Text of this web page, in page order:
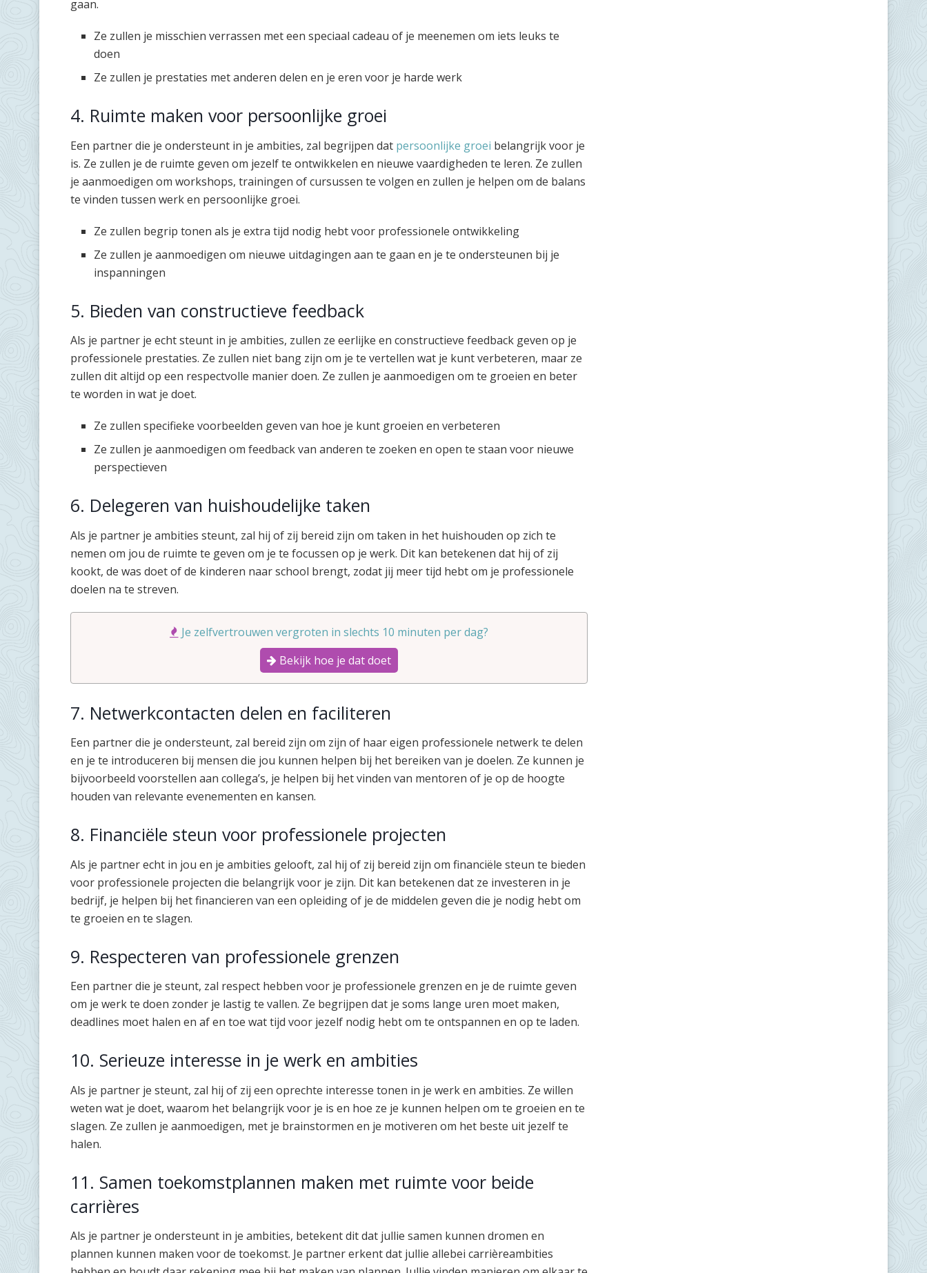
gaan.
Ze zullen je misschien verrassen met een speciaal cadeau of je meenemen om iets leuks te
doen
Ze zullen je prestaties met anderen delen en je eren voor je harde werk
4. Ruimte maken voor persoonlijke groei
Een partner die je ondersteunt in je ambities, zal begrijpen dat persoonlijke groei belangrijk voor je
is. Ze zullen je de ruimte geven om jezelf te ontwikkelen en nieuwe vaardigheden te leren. Ze zullen
je aanmoedigen om workshops, trainingen of cursussen te volgen en zullen je helpen om de balans
te vinden tussen werk en persoonlijke groei.
Ze zullen begrip tonen als je extra tijd nodig hebt voor professionele ontwikkeling
Ze zullen je aanmoedigen om nieuwe uitdagingen aan te gaan en je te ondersteunen bij je
inspanningen
5. Bieden van constructieve feedback
Als je partner je echt steunt in je ambities, zullen ze eerlijke en constructieve feedback geven op je
professionele prestaties. Ze zullen niet bang zijn om je te vertellen wat je kunt verbeteren, maar ze
zullen dit altijd op een respectvolle manier doen. Ze zullen je aanmoedigen om te groeien en beter
te worden in wat je doet.
Ze zullen specifieke voorbeelden geven van hoe je kunt groeien en verbeteren
Ze zullen je aanmoedigen om feedback van anderen te zoeken en open te staan voor nieuwe
perspectieven
6. Delegeren van huishoudelijke taken
Als je partner je ambities steunt, zal hij of zij bereid zijn om taken in het huishouden op zich te
nemen om jou de ruimte te geven om je te focussen op je werk. Dit kan betekenen dat hij of zij
kookt, de was doet of de kinderen naar school brengt, zodat jij meer tijd hebt om je professionele
doelen na te streven.
Je zelfvertrouwen vergroten in slechts 10 minuten per dag?
Bekijk hoe je dat doet
7. Netwerkcontacten delen en faciliteren
Een partner die je ondersteunt, zal bereid zijn om zijn of haar eigen professionele netwerk te delen
en je te introduceren bij mensen die jou kunnen helpen bij het bereiken van je doelen. Ze kunnen je
bijvoorbeeld voorstellen aan collega’s, je helpen bij het vinden van mentoren of je op de hoogte
houden van relevante evenementen en kansen.
8. Financiële steun voor professionele projecten
Als je partner echt in jou en je ambities gelooft, zal hij of zij bereid zijn om financiële steun te bieden
voor professionele projecten die belangrijk voor je zijn. Dit kan betekenen dat ze investeren in je
bedrijf, je helpen bij het financieren van een opleiding of je de middelen geven die je nodig hebt om
te groeien en te slagen.
9. Respecteren van professionele grenzen
Een partner die je steunt, zal respect hebben voor je professionele grenzen en je de ruimte geven
om je werk te doen zonder je lastig te vallen. Ze begrijpen dat je soms lange uren moet maken,
deadlines moet halen en af en toe wat tijd voor jezelf nodig hebt om te ontspannen en op te laden.
10. Serieuze interesse in je werk en ambities
Als je partner je steunt, zal hij of zij een oprechte interesse tonen in je werk en ambities. Ze willen
weten wat je doet, waarom het belangrijk voor je is en hoe ze je kunnen helpen om te groeien en te
slagen. Ze zullen je aanmoedigen, met je brainstormen en je motiveren om het beste uit jezelf te
halen.
11. Samen toekomstplannen maken met ruimte voor beide
carrières
Als je partner je ondersteunt in je ambities, betekent dit dat jullie samen kunnen dromen en
plannen kunnen maken voor de toekomst. Je partner erkent dat jullie allebei carrièreambities